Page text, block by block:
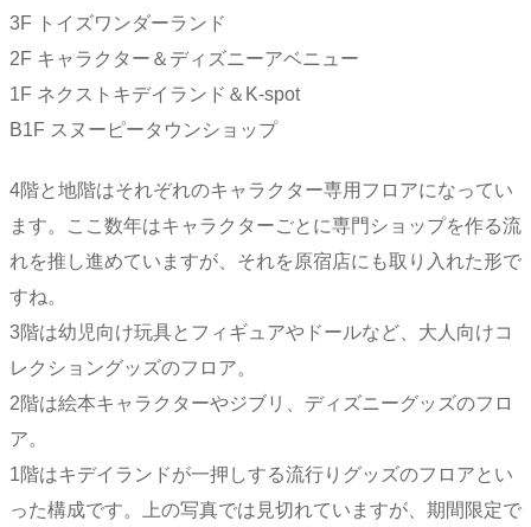
3F トイズワンダーランド
2F キャラクター＆ディズニーアベニュー
1F ネクストキデイランド＆K-spot
B1F スヌーピータウンショップ
4階と地階はそれぞれのキャラクター専用フロアになってい
ます。ここ数年はキャラクターごとに専門ショップを作る流
れを推し進めていますが、それを原宿店にも取り入れた形で
すね。
3階は幼児向け玩具とフィギュアやドールなど、大人向けコ
レクショングッズのフロア。
2階は絵本キャラクターやジブリ、ディズニーグッズのフロ
ア。
1階はキデイランドが一押しする流行りグッズのフロアとい
った構成です。上の写真では見切れていますが、期間限定で